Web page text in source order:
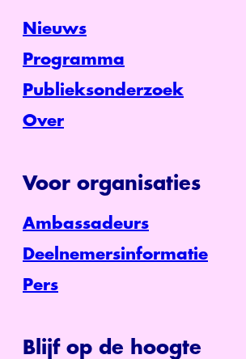
Nieuws
Programma
Publieksonderzoek
Over
Voor organisaties
Ambassadeurs
Deelnemersinformatie
Pers
Blijf op de hoogte